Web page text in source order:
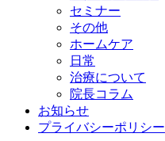
セミナー
その他
ホームケア
日常
治療について
院長コラム
お知らせ
プライバシーポリシー